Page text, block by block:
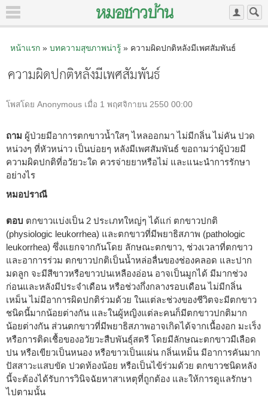
หน้าแรก» บทความสุขภาพน่ารู้» ความผิดปกติหลังมีเพศสัมพันธ์
ความผิดปกติหลังมีเพศสัมพันธ์
โพสโดย Anonymous เมื่อ 1 พฤศจิกายน 2550 00:00
ถาม ผู้ป่วยมีอาการตกขาวน้ำใสๆ ไหลออกมา ไม่มีกลิ่น ไม่คัน ปวด
หน่วงๆ ที่หัวหน่าว เป็นบ่อยๆ หลังมีเพศสัมพันธ์ ขอถามว่าผู้ป่วยมี
ความผิดปกติที่อวัยวะใด ควรจ่ายยาหรือไม่ และแนะนำการรักษา
อย่างไร
หมอปราณี
ตอบ ตกขาวแบ่งเป็น 2 ประเภทใหญ่ๆ ได้แก่ ตกขาวปกติ
(physiologic leukorrhea) และตกขาวที่มีพยาธิสภาพ (pathologic
leukorrhea) ซึ่งแยกจากกันโดย ลักษณะตกขาว, ช่วงเวลาที่ตกขาว
และอาการร่วม ตกขาวปกติเป็นน้ำหล่อลื่นของช่องคลอด และปาก
มดลูก จะมีสีขาวหรือขาวปนเหลืองอ่อน อาจเป็นมูกได้ มีมากช่วง
ก่อนและหลังมีประจำเดือน หรือช่วงกึ่งกลางรอบเดือน ไม่มีกลิ่น
เหม็น ไม่มีอาการผิดปกติร่วมด้วย ในแต่ละช่วงของชีวิตจะมีตกขาว
ชนิดนี้มากน้อยต่างกัน และในผู้หญิงแต่ละคนก็มีตกขาวปกติมาก
น้อยต่างกัน ส่วนตกขาวที่มีพยาธิสภาพอาจเกิดได้จากเนื้องอก มะเร็ง
หรือการติดเชื้อของอวัยวะสืบพันธุ์สตรี โดยมีลักษณะตกขาวมีเลือด
ปน หรือเขียวเป็นหนอง หรือขาวเป็นแผ่น กลิ่นเหม็น มีอาการคันมาก
ปัสสาวะแสบขัด ปวดท้องน้อย หรือเป็นไข้ร่วมด้วย ตกขาวชนิดหลัง
นี้จะต้องได้รับการวินิจฉัยหาสาเหตุที่ถูกต้อง และให้การดูแลรักษา
ไปตามนั้น